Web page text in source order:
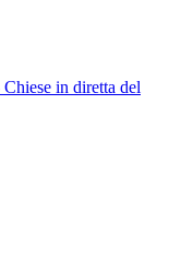
in diretta del